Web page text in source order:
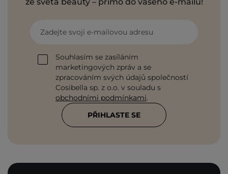
ze světa beauty – přímo do vašeho e-mailu!
Zadejte svoji e-mailovou adresu
Souhlasím se zasíláním
marketingových zpráv a se
zpracováním svých údajů společností
Cosibella sp. z o.o. v souladu s
obchodními podmínkami.
PŘIHLASTE SE